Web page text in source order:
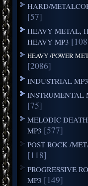
HARD/
[57]
HEAVY METAL,
HEAVY MP3
HEAVY /POWER
[2086]
INDUSTRIAL MP3
INSTRUMENTAL
[75]
MELODIC
MP3 [577]
POST ROCK /
[118]
PROGRESSIVE
MP3 [149]